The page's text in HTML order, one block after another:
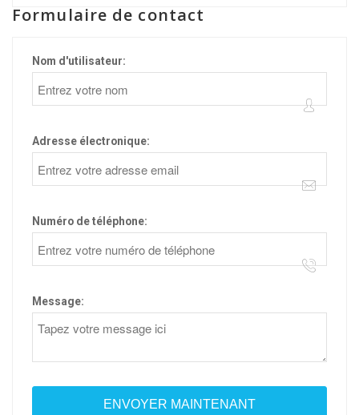
Formulaire de contact
Nom d'utilisateur:
Adresse électronique:
Numéro de téléphone:
Message: